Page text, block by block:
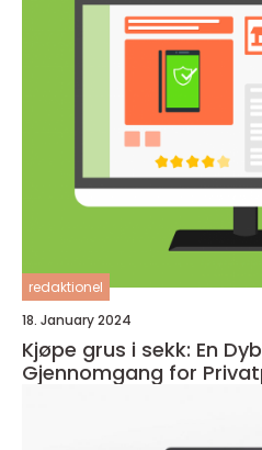
redaktionel
18. January 2024
Kjøpe grus i sekk: En
Gjennomgang for